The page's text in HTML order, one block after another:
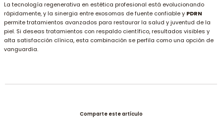
La tecnología regenerativa en estética profesional está evolucionando
rápidamente, y la sinergia entre exosomas de fuente confiable y PDRN
permite tratamientos avanzados para restaurar la salud y juventud de la
piel. Si deseas tratamientos con respaldo científico, resultados visibles y
alta satisfacción clínica, esta combinación se perfila como una opción de
vanguardia.
Comparte este artículo